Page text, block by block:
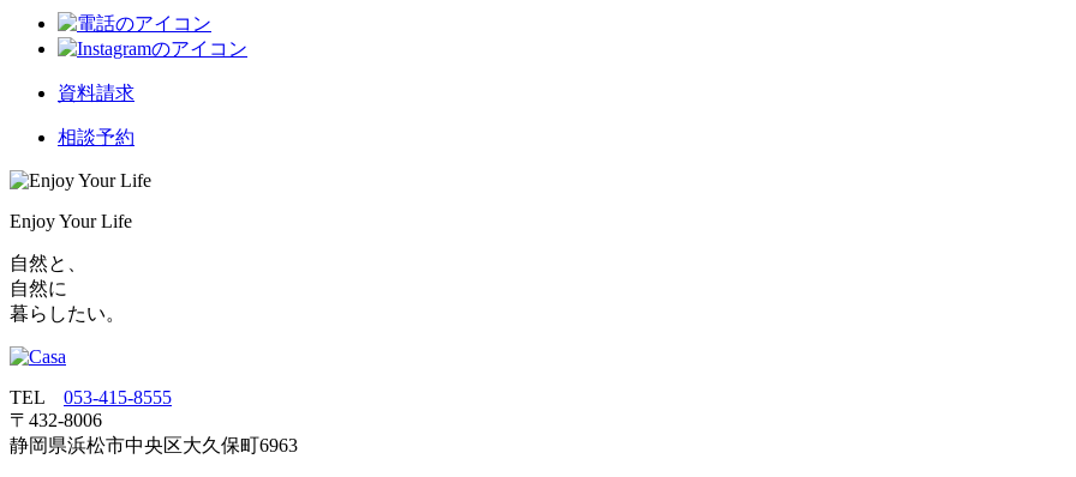
資料請求
相談予約
Enjoy Your Life
自然と、
自然に
暮らしたい。
TEL 053‐415‐8555
〒432‐8006
静岡県浜松市中央区大久保町6963